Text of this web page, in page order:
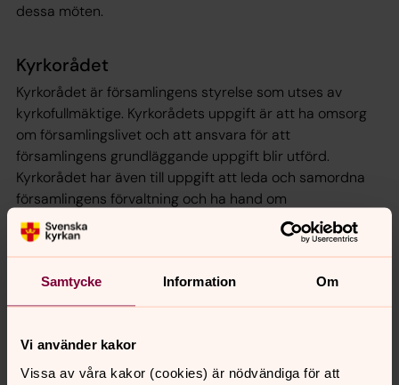
Samtycke Information Om
Vi använder kakor
Vissa av våra kakor (cookies) är nödvändiga för att
dessa möten.
Kyrkorådet
Kyrkorådet är församlingens styrelse som utses av
kyrkofullmäktige. Kyrkorådets uppgift är att ha omsorg
om församlingslivet och att ansvara för att
församlingens grundläggande uppgift blir utförd.
Kyrkorådet har även till uppgift att leda och samordna
församlingens förvaltning och ha hand om
ekonomiförvaltning samt förvalta kyrkans och
församlingens egendom.
Kyrkorådets sammanträden är inte offentliga, däremot
är protokollen offentliga och finns tillgängliga på
Kyrkogårdsutskott